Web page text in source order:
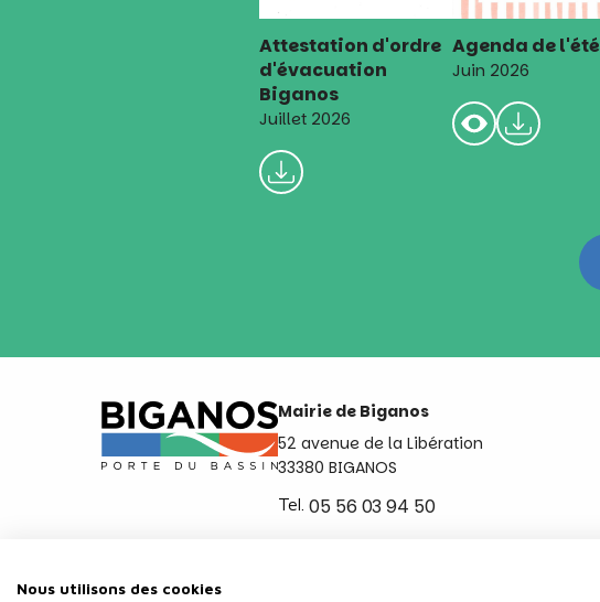
Attestation d'ordre
d'évacuation
Biganos
Juillet 2026
Agenda de l'été
Juin 2026
Mairie de Biganos
52 avenue de la Libération
33380 BIGANOS
Tel. 05 56 03 94 50
Nous utilisons des cookies